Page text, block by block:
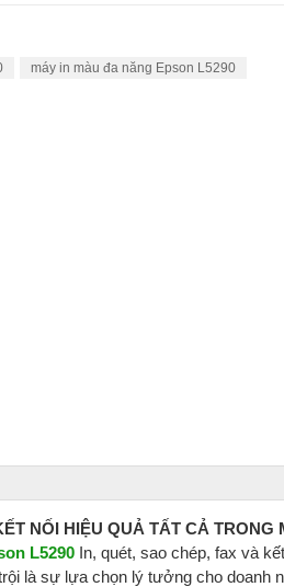
máy in màu đa năng Epson L5290
NỐI HIỆU QUẢ TẤT CẢ TRONG
L5290In, quét, sao chép, fax và
là sự lựa chọn lý tưởng cho doanh